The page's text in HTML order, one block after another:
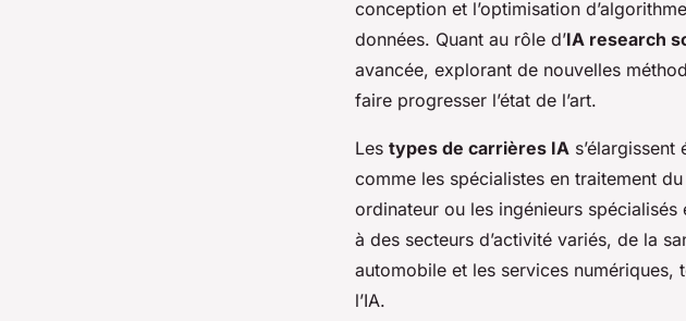
conception et l’optimisation
données. Quant au rôle d’IA research
avancée, explorant de nouvelles
faire progresser l’état de l’art.
Les types de carrières IA
comme les spécialistes en traitement
ordinateur ou les ingénieurs
à des secteurs d’activité variés, de la
automobile et les services
l’IA.